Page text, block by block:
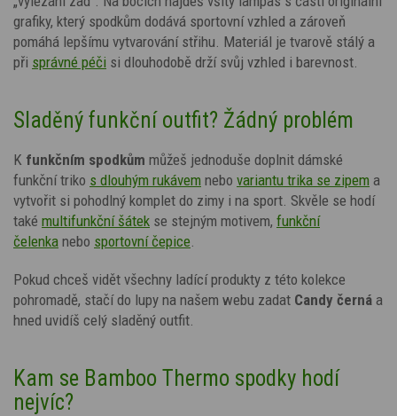
grafiky, který spodkům dodává sportovní vzhled a zároveň
pomáhá lepšímu vytvarování střihu. Materiál je tvarově stálý a
při správné péči si dlouhodobě drží svůj vzhled i barevnost.
Sladěný funkční outfit? Žádný problém
K funkčním spodkům můžeš jednoduše doplnit dámské
funkční triko s dlouhým rukávem nebo variantu trika se zipem a
vytvořit si pohodlný komplet do zimy i na sport. Skvěle se hodí
také multifunkční šátek se stejným motivem, funkční
čelenka nebo sportovní čepice
Pokud chceš vidět všechny ladící produkty z této kolekce
pohromadě, stačí do lupy na našem webu zadat Candy černá a
hned uvidíš celý sladěný outfit.
Kam se Bamboo Thermo spodky hodí
nejvíc?